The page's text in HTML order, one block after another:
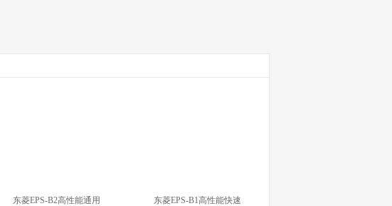
东菱EPS-B2高性能通用
东菱EPS-B1高性能快速